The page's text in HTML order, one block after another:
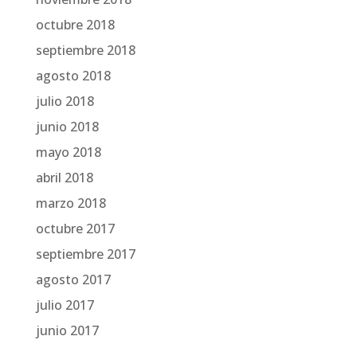
octubre 2018
septiembre 2018
agosto 2018
julio 2018
junio 2018
mayo 2018
abril 2018
marzo 2018
octubre 2017
septiembre 2017
agosto 2017
julio 2017
junio 2017